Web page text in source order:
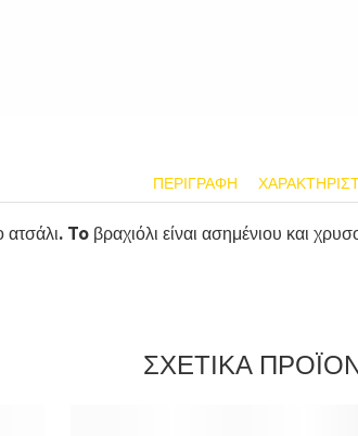
ΠΕΡΙΓΡΑΦΉ
To βραχιόλι είναι ασημένιου και
ΣΧΕΤΙΚΑ